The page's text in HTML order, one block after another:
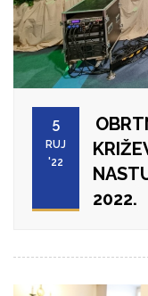
5
RUJ
'22
2022.